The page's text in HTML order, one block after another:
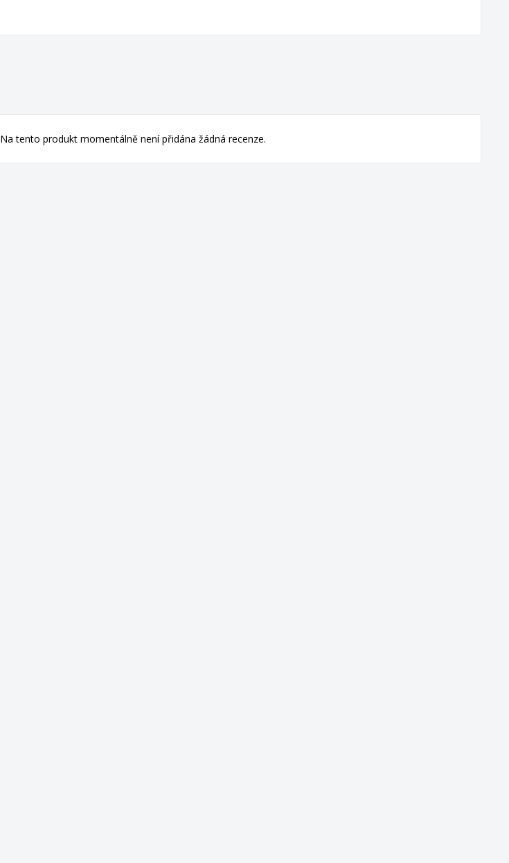
Na tento produkt momentálně není přidána žádná recenze.